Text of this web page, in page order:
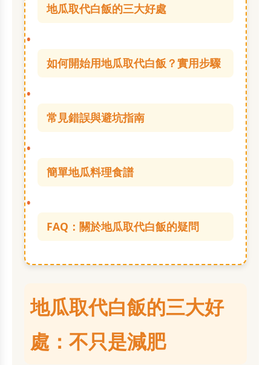
地瓜取代白飯的三大好處
如何開始用地瓜取代白飯？實用步驟
常見錯誤與避坑指南
簡單地瓜料理食譜
FAQ：關於地瓜取代白飯的疑問
地瓜取代白飯的三大好
處：不只是減肥